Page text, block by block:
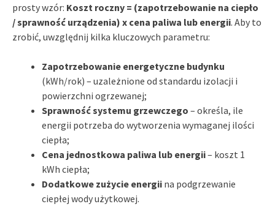
prosty wzór: Koszt roczny = (zapotrzebowanie na ciepło
/ sprawność urządzenia) x cena paliwa lub energii. Aby to
zrobić, uwzględnij kilka kluczowych parametru:
Zapotrzebowanie energetyczne budynku
(kWh/rok) – uzależnione od standardu izolacji i
powierzchni ogrzewanej;
Sprawność systemu grzewczego – określa, ile
energii potrzeba do wytworzenia wymaganej ilości
ciepła;
Cena jednostkowa paliwa lub energii– koszt 1
kWh ciepła;
Dodatkowe zużycie energii na podgrzewanie
ciepłej wody użytkowej.